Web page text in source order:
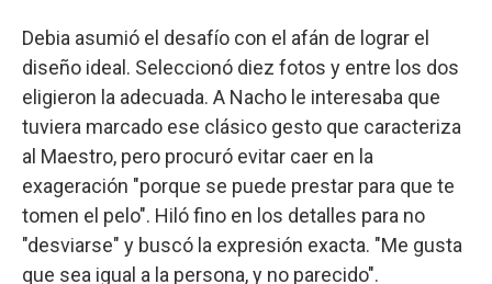
Debia asumió el desafío con el afán de lograr el
diseño ideal. Seleccionó diez fotos y entre los dos
eligieron la adecuada. A Nacho le interesaba que
tuviera marcado ese clásico gesto que caracteriza
al Maestro, pero procuró evitar caer en la
exageración "porque se puede prestar para que te
tomen el pelo". Hiló fino en los detalles para no
"desviarse" y buscó la expresión exacta. "Me gusta
que sea igual a la persona, y no parecido".